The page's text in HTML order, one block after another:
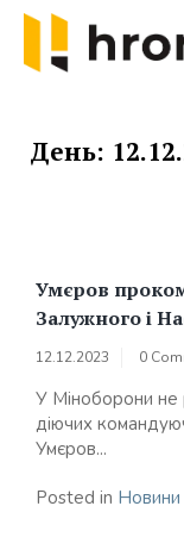
Skip
content
День:
Умєров
Залужного і
12.12.2023 0
У Міноборони не
діючих
Умєров...
Posted in Новини